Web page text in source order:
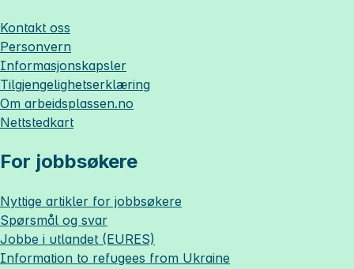
Kontakt oss
Personvern
Informasjonskapsler
Tilgjengelighetserklæring
Om arbeidsplassen.no
Nettstedkart
For jobbsøkere
Nyttige artikler for jobbsøkere
Spørsmål og svar
Jobbe i utlandet (EURES)
Information to refugees from Ukraine